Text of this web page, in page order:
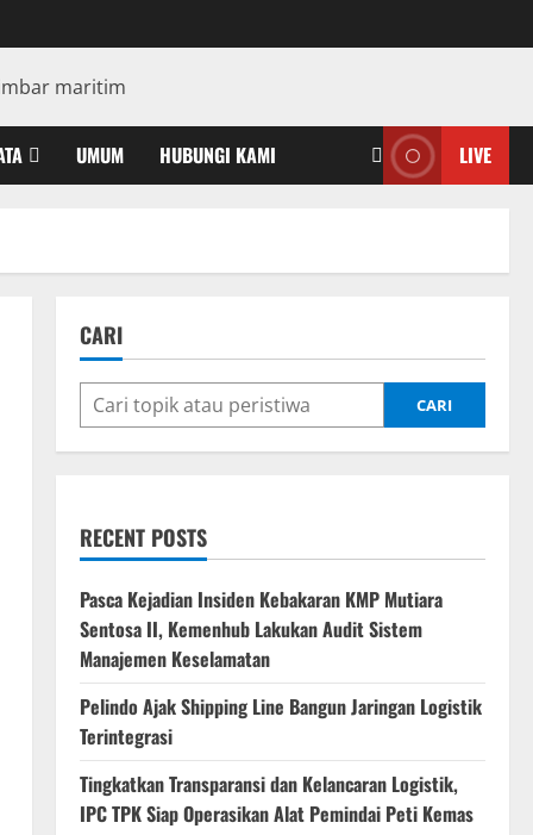
UMUM HUBUNGI KAMI LIVE
CARI
CARI
RECENT POSTS
Pasca Kejadian Insiden Kebakaran KMP Mutiara
Sentosa II, Kemenhub Lakukan Audit Sistem
Manajemen Keselamatan
Pelindo Ajak Shipping Line Bangun Jaringan Logistik
Terintegrasi
Tingkatkan Transparansi dan Kelancaran Logistik,
IPC TPK Siap Operasikan Alat Pemindai Peti Kemas